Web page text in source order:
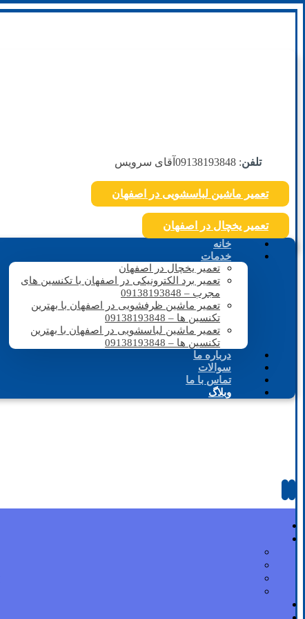
تلفن: 09138193848 آقای سرویس
تعمیر ماشین لباسشویی در اصفهان
تعمیر یخچال در اصفهان
خانه
خدمات
تعمیر یخچال در اصفهان
تعمیر برد الکترونیکی در اصفهان با تکنسین های
مجرب – 09138193848
تعمیر ماشین ظرفشویی در اصفهان با بهترین
تکنسین ها – 09138193848
تعمیر ماشین لباسشویی در اصفهان با بهترین
تکنسین ها – 09138193848
درباره ما
سوالات
تماس با ما
وبلاگ